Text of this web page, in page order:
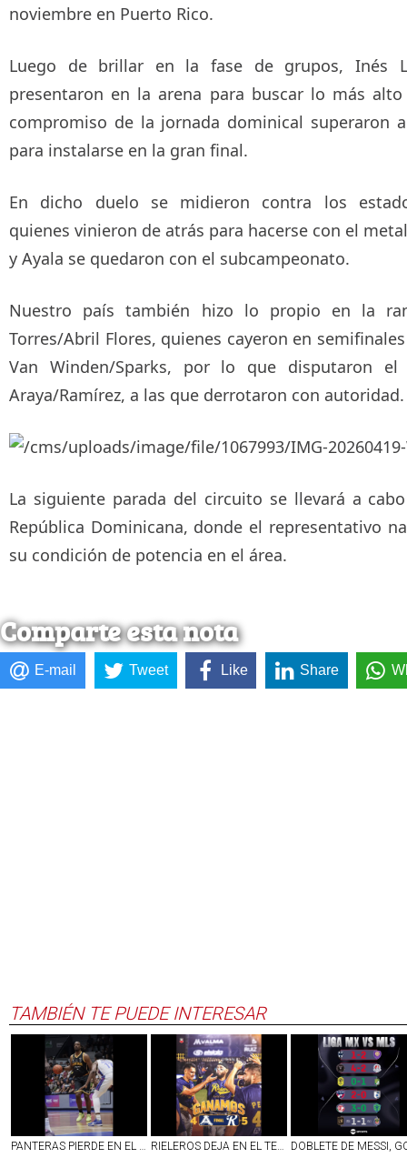
noviembre en Puerto Rico.
Luego de brillar en la fase de grupos, Inés
presentaron en la arena para buscar lo más
compromiso de la jornada dominical superaron
para instalarse en la gran final.
En dicho duelo se midieron contra los
quienes vinieron de atrás para hacerse con el
y Ayala se quedaron con el subcampeonato.
Nuestro país también hizo lo propio en la
Torres/Abril Flores, quienes cayeron en
Van Winden/Sparks, por lo que disputaron
Araya/Ramírez, a las que derrotaron con autoridad.
La siguiente parada del circuito se llevará a
República Dominicana, donde el representativo
su condición de potencia en el área.
Comparte esta nota
E-mail Tweet Like Share
TAMBIÉN TE PUEDE INTERESAR
PANTERAS PIERDE EN EL PRIMERO DE VISITA ANTE GAMBUSINOS RIELEROS DEJA EN EL TERRENO DE JUEGO A ACEREROS Y SIGUE VIVO